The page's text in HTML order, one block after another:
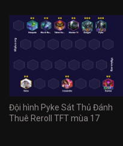
Đội hình Pyke Sát Thủ Đánh
Thuê Reroll TFT mùa 17